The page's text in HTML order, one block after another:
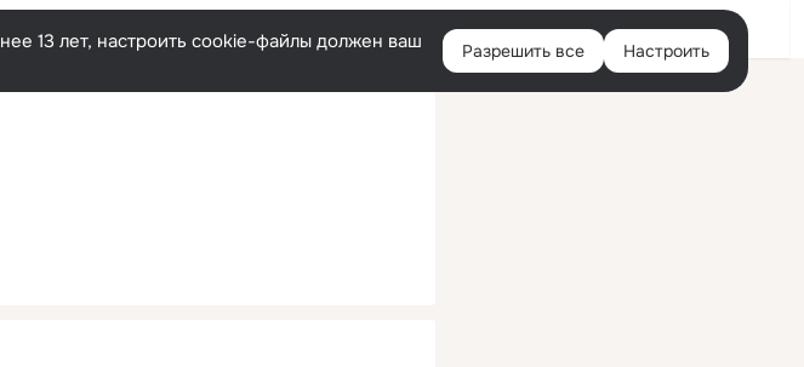
Русский Войти
13 лет, настроить cookie-файлы должен ваш
Разрешить все Настроить